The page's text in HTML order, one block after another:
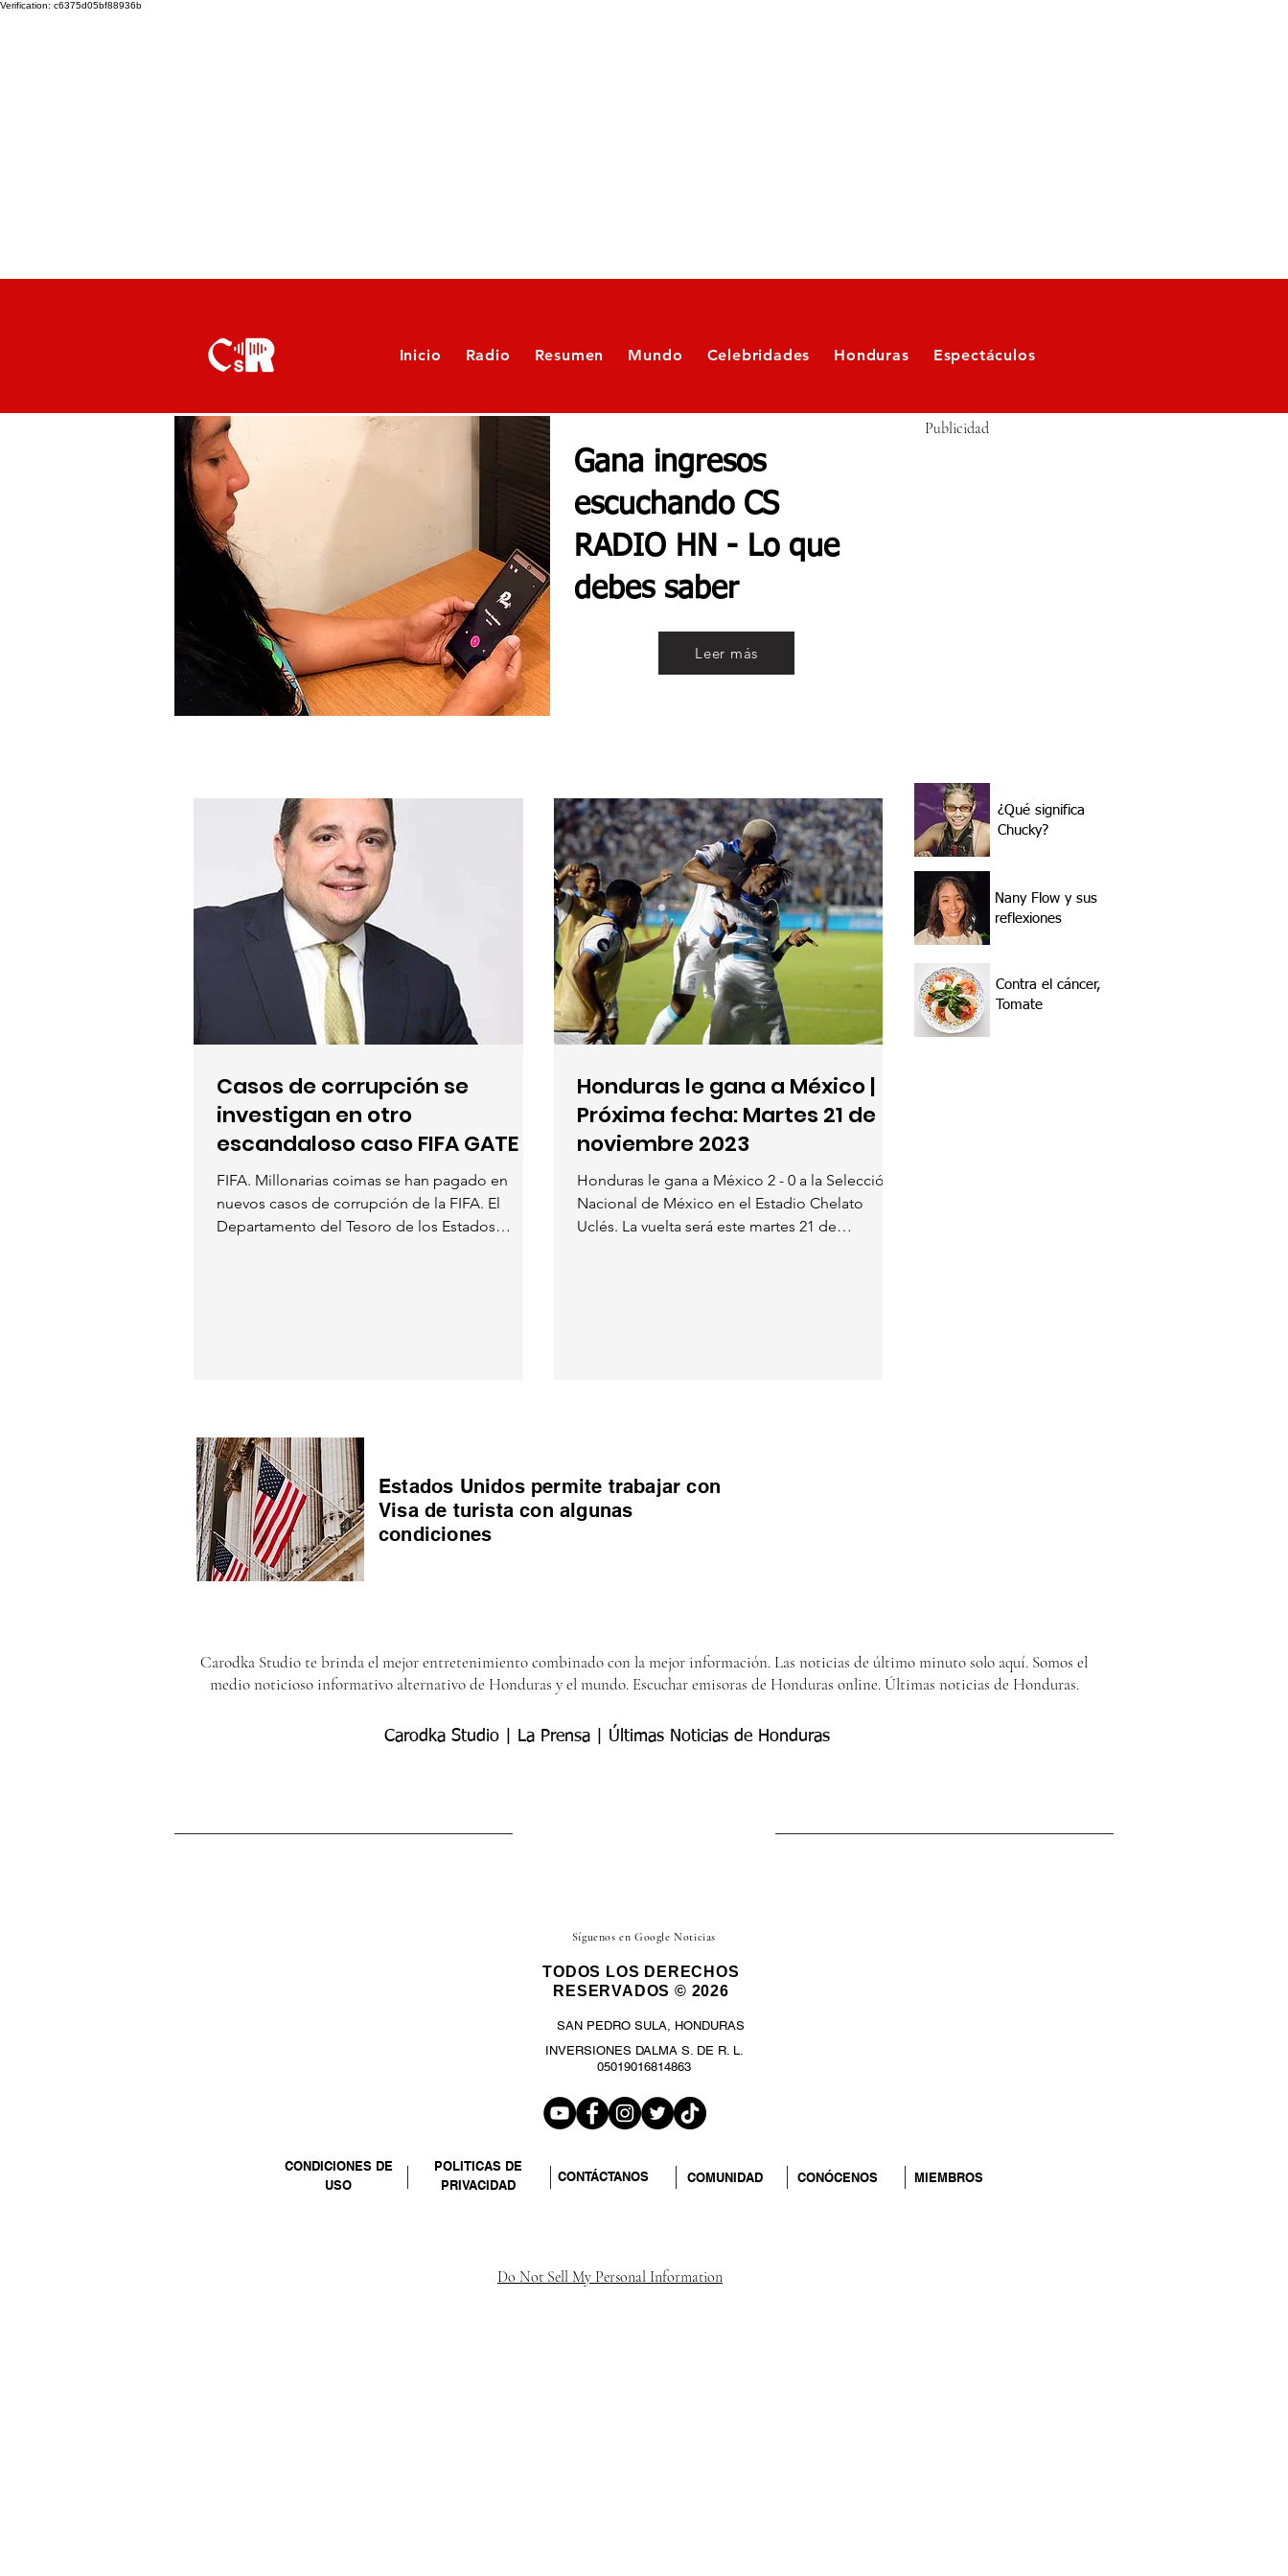
Verification: c6375d05bf88936b
Inicio Radio Resumen Mundo Celebridades Honduras Espectáculos
Gana ingresos
escuchando CS
RADIO HN - Lo que
debes saber
Leer más
Publicidad
Casos de corrupción se
investigan en otro
escandaloso caso FIFA GATE
FIFA. Millonarias coimas se han pagado en
nuevos casos de corrupción de la FIFA. El
Departamento del Tesoro de los Estados
Honduras le gana a México |
Próxima fecha: Martes 21 de
noviembre 2023
Honduras le gana a México 2 - 0 a la Selección
Nacional de México en el Estadio Chelato
Uclés. La vuelta será este martes 21 de
¿Qué significa
Chucky?
Nany Flow y sus
reflexiones
Contra el cáncer,
Tomate
Estados Unidos permite trabajar con
Visa de turista con algunas
condiciones
Carodka Studio te brinda el mejor entretenimiento combinado con la mejor información. Las noticias de último minuto solo aquí. Somos el
medio noticioso informativo alternativo de Honduras y el mundo. Escuchar emisoras de Honduras online. Últimas noticias de Honduras.
Carodka Studio | La Prensa | Últimas Noticias de Honduras
Síguenos en Google Noticias
TODOS LOS DERECHOS
RESERVADOS © 2026
SAN PEDRO SULA, HONDURAS
INVERSIONES DALMA S. DE R. L.
05019016814863
CONDICIONES DE
USO
POLITICAS DE
PRIVACIDAD
CONTÁCTANOS COMUNIDAD CONÓCENOS MIEMBROS
Do Not Sell My Personal Information